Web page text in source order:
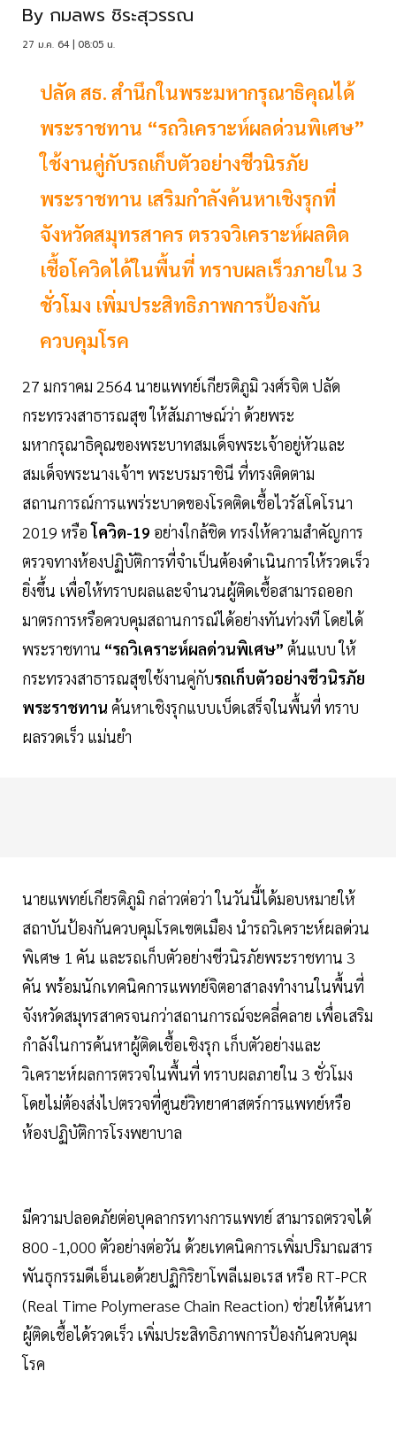
By กมลพร ชิระสุวรรณ
27 ม.ค. 64 | 08:05 น.
ปลัด สธ. สำนึกในพระมหากรุณาธิคุณได้
พระราชทาน “รถวิเคราะห์ผลด่วนพิเศษ”
ใช้งานคู่กับรถเก็บตัวอย่างชีวนิรภัย
พระราชทาน เสริมกำลังค้นหาเชิงรุกที่
จังหวัดสมุทรสาคร ตรวจวิเคราะห์ผลติด
เชื้อโควิดได้ในพื้นที่ ทราบผลเร็วภายใน 3
ชั่วโมง เพิ่มประสิทธิภาพการป้องกัน
ควบคุมโรค
27 มกราคม 2564 นายแพทย์เกียรติภูมิ วงศ์รจิต ปลัด
กระทรวงสาธารณสุข ให้สัมภาษณ์ว่า ด้วยพระ
มหากรุณาธิคุณของพระบาทสมเด็จพระเจ้าอยู่หัวและ
สมเด็จพระนางเจ้าฯ พระบรมราชินี ที่ทรงติดตาม
สถานการณ์การแพร่ระบาดของโรคติดเชื้อไวรัสโคโรนา
2019 หรือโควิด-19 อย่างใกล้ชิด ทรงให้ความสำคัญการ
ตรวจทางห้องปฏิบัติการที่จำเป็นต้องดำเนินการให้รวดเร็ว
ยิ่งขึ้น เพื่อให้ทราบผลและจำนวนผู้ติดเชื้อสามารถออก
มาตรการหรือควบคุมสถานการณ์ได้อย่างทันท่วงที โดยได้
พระราชทาน “รถวิเคราะห์ผลด่วนพิเศษ” ต้นแบบ ให้
กระทรวงสาธารณสุขใช้งานคู่กับรถเก็บตัวอย่างชีวนิรภัย
พระราชทาน ค้นหาเชิงรุกแบบเบ็ดเสร็จในพื้นที่ ทราบ
ผลรวดเร็ว แม่นยำ
นายแพทย์เกียรติภูมิ กล่าวต่อว่า ในวันนี้ได้มอบหมายให้
สถาบันป้องกันควบคุมโรคเขตเมือง นำรถวิเคราะห์ผลด่วน
พิเศษ 1 คัน และรถเก็บตัวอย่างชีวนิรภัยพระราชทาน 3
คัน พร้อมนักเทคนิคการแพทย์จิตอาสาลงทำงานในพื้นที่
จังหวัดสมุทรสาครจนกว่าสถานการณ์จะคลี่คลาย เพื่อเสริม
กำลังในการค้นหาผู้ติดเชื้อเชิงรุก เก็บตัวอย่างและ
วิเคราะห์ผลการตรวจในพื้นที่ ทราบผลภายใน 3 ชั่วโมง
โดยไม่ต้องส่งไปตรวจที่ศูนย์วิทยาศาสตร์การแพทย์หรือ
ห้องปฏิบัติการโรงพยาบาล
มีความปลอดภัยต่อบุคลากรทางการแพทย์ สามารถตรวจได้
800 -1,000 ตัวอย่างต่อวัน ด้วยเทคนิคการเพิ่มปริมาณสาร
พันธุกรรมดีเอ็นเอด้วยปฏิกิริยาโพลีเมอเรส หรือ RT-PCR
(Real Time Polymerase Chain Reaction) ช่วยให้ค้นหา
ผู้ติดเชื้อได้รวดเร็ว เพิ่มประสิทธิภาพการป้องกันควบคุม
โรค